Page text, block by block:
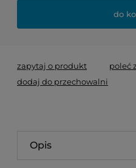
do
zapytaj o produkt poleć
dodaj do przechowalni
Opis